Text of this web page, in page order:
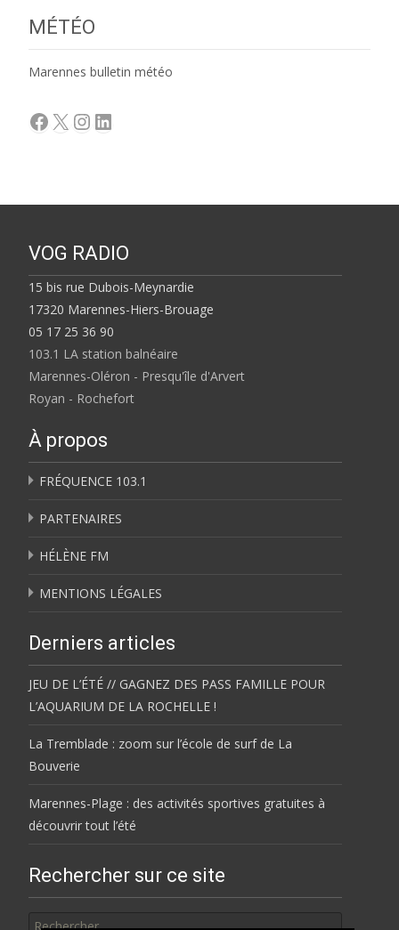
MÉTÉO
Marennes bulletin météo
Facebook
X Instagram
LinkedIn
VOG RADIO
15 bis rue Dubois-Meynardie
17320 Marennes-Hiers-Brouage
05 17 25 36 90
103.1 LA station balnéaire
Marennes-Oléron - Presqu'île d'Arvert
Royan - Rochefort
À propos
FRÉQUENCE 103.1
PARTENAIRES
HÉLÈNE FM
MENTIONS LÉGALES
Derniers articles
JEU DE L’ÉTÉ // GAGNEZ DES PASS FAMILLE POUR
L’AQUARIUM DE LA ROCHELLE !
La Tremblade : zoom sur l’école de surf de La
Bouverie
Marennes-Plage : des activités sportives gratuites à
découvrir tout l’été
Rechercher sur ce site